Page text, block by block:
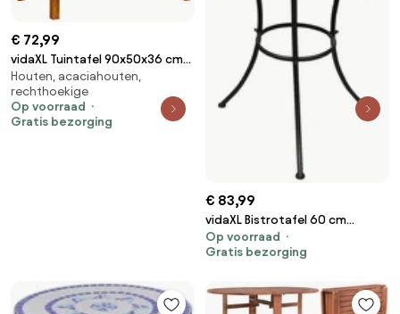
€ 72,99
vidaXL Tuintafel 90x50x36 cm
massief acaciahout
Houten, acaciahouten,
rechthoekige
Op voorraad
Gratis bezorging
€ 83,99
vidaXL Bistrotafel 60 cm
mozaïek terracottakleurig en
wit
Op voorraad
Gratis bezorging